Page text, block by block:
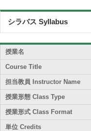
シラバス Syllabus
授業名
Course Title
担当教員 Instructor Name
授業形態 Class Type
授業形式 Class Format
単位 Credits